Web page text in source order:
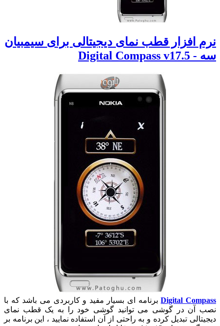
نرم افزار قطب نمای دیجیتالی برای سیمبیان
سه - Digital Compass v17.5
Digital Compassبرنامه ای بسیار مفید و کاربردی می باشد که با
نصب آن در گوشی می توانید گوشی خود را به یک قطب نمای
دیجیتالی تبدیل کرده و به راحتی از آن استفاده نمایید ، این برنامه بر